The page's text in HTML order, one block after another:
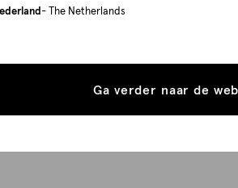
- The Netherlands
Ga verder naar de